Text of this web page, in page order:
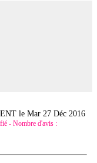
leMar 27 Déc 2016
- Nombre d'avis :